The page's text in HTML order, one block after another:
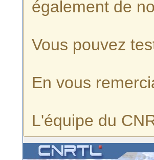
également de
Vous pouvez
En vous
L'équipe du